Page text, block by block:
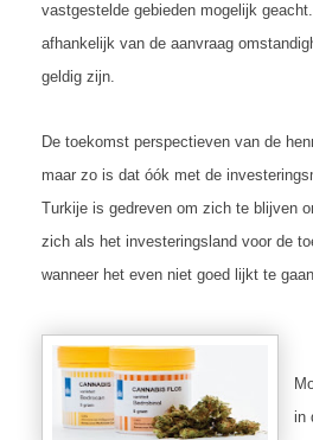
vastgestelde gebieden mogelijk
afhankelijk van de aanvraag
geldig zijn.
De toekomst perspectieven van de
maar zo is dat óók met de
Turkije is gedreven om zich te blijven
zich als het investeringsland voor de
wanneer het even niet goed lijkt te
in